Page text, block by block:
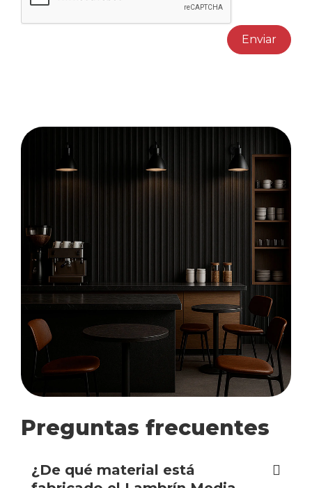
Enviar
Preguntas frecuentes
¿De qué material está